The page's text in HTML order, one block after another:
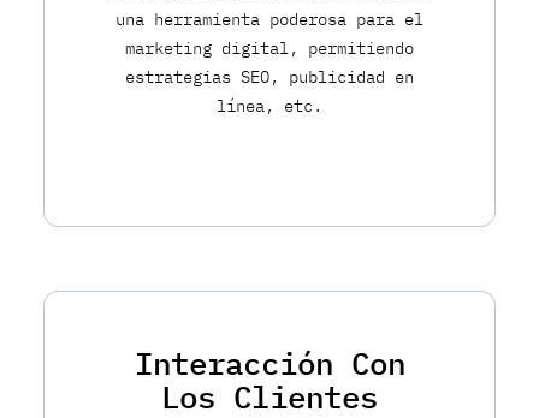
una herramienta poderosa para el
marketing digital, permitiendo
estrategias SEO, publicidad en
línea, etc.
Interacción Con
Los Clientes